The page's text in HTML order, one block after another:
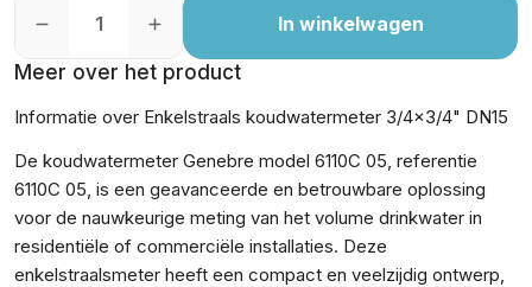
In winkelwagen
Meer over het product
Informatie over Enkelstraals koudwatermeter 3/4x3/4" DN15
De koudwatermeter Genebre model 6110C 05, referentie
6110C 05, is een geavanceerde en betrouwbare oplossing
voor de nauwkeurige meting van het volume drinkwater in
residentiële of commerciële installaties. Deze
enkelstraalsmeter heeft een compact en veelzijdig ontwerp,